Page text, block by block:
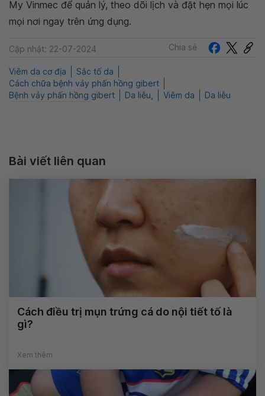
My Vinmec để quản lý, theo dõi lịch và đặt hẹn mọi lúc
mọi nơi ngay trên ứng dụng.
Cập nhật: 22-07-2024 Chia sẻ
Viêm da cơ địa
Sắc tố da
Cách chữa bệnh vảy phấn hồng gibert
Bệnh vảy phấn hồng gibert
Da liễu, Viêm da Da liễu
Bài viết liên quan
Cách điều trị mụn trứng cá do nội tiết tố là
gì?
Xem thêm